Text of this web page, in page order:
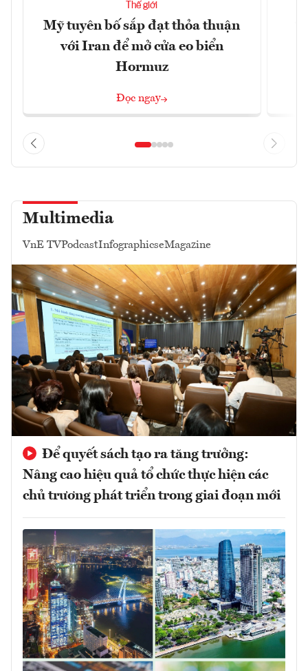
Thế giới
Mỹ tuyên bố sắp đạt thỏa thuận
với Iran để mở cửa eo biển
Hormuz
Đọc ngay
Multimedia
VnE TVPodcastInfographicseMagazine
Để quyết sách tạo ra tăng trưởng:
Nâng cao hiệu quả tổ chức thực hiện các
chủ trương phát triển trong giai đoạn mới